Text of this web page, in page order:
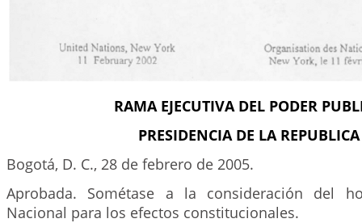
RAMA EJECUTIVA DEL PODER
PRESIDENCIA DE LA REPUBLICA
Bogotá, D. C., 28 de febrero de 2005.
Aprobada. Sométase a la consideración del
Nacional para los efectos constitucionales.